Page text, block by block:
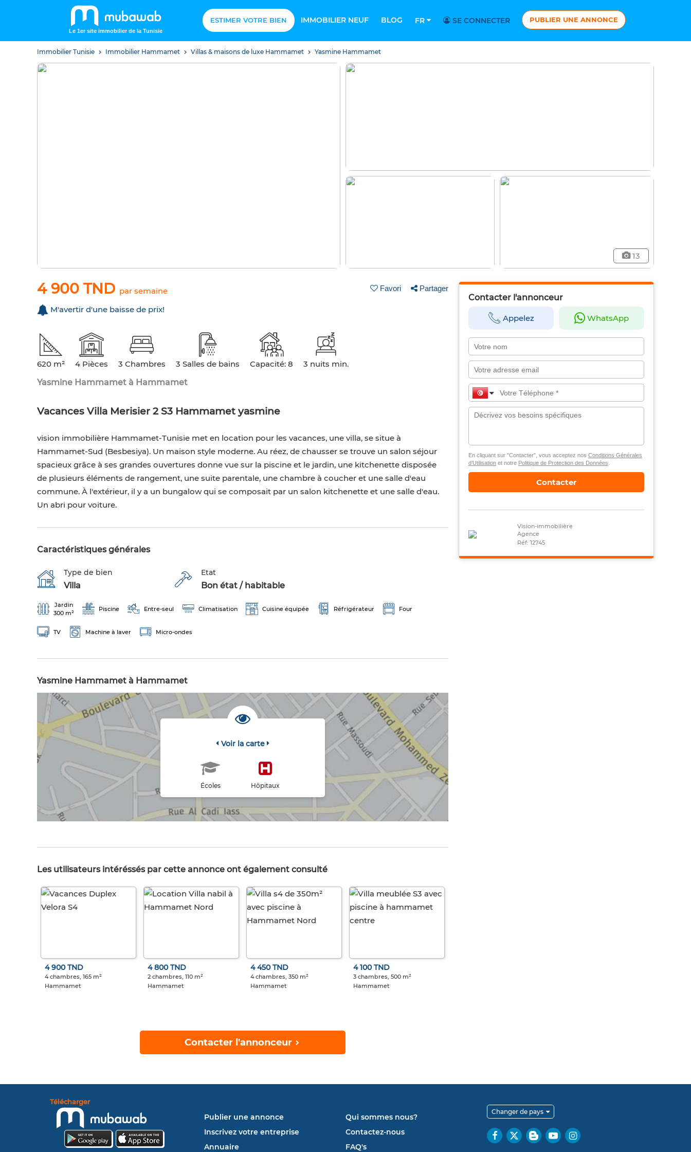
Le 1er site immobilier de la Tunisie
ESTIMER VOTRE BIEN IMMOBILIER NEUF BLOG FR SE CONNECTER PUBLIER UNE ANNONCE
Immobilier Tunisie Immobilier Hammamet Villas & maisons de luxe Hammamet Yasmine Hammamet
13
4 900 TND par semaine Favori Partager
M'avertir d'une baisse de prix!
620 m² 4 Pièces 3 Chambres 3 Salles de bains Capacité: 8
3 nuits min.
Yasmine Hammamet à Hammamet
Vacances Villa Merisier 2 S3 Hammamet yasmine
vision immobilière Hammamet-Tunisie met en location pour les vacances, une villa, se situe à
Hammamet-Sud (Besbesiya). Un maison style moderne. Au réez, de chausser se trouve un salon séjour
spacieux grâce à ses grandes ouvertures donne vue sur la piscine et le jardin, une kitchenette disposée
de plusieurs éléments de rangement, une suite parentale, une chambre à coucher et une salle d'eau
commune. À l'extérieur, il y a un bungalow qui se composait par un salon kitchenette et une salle d'eau.
Un abri pour voiture.
Caractéristiques générales
Type de bien
Villa
Etat
Bon état / habitable
Jardin
300 m²
Piscine Entre-seul Climatisation Cuisine équipée Réfrigérateur Four
TV Machine à laver Micro-ondes
Yasmine Hammamet à Hammamet
Voir la carte
Écoles Hôpitaux
Les utilisateurs intéréssés par cette annonce ont également consulté
4 900 TND
4 chambres, 165 m²
Hammamet
4 800 TND
2 chambres, 110 m²
Hammamet
4 450 TND
4 chambres, 350 m²
Hammamet
4 100 TND
3 chambres, 500 m²
Hammamet
Contacter l'annonceur
Contacter l'annonceur
Appelez WhatsApp
En cliquant sur "Contacter", vous acceptez nos Conditions Générales
d’Utilisationet notre Politique de Protection des Données
Contacter
Vision-immobilière
Agence
Réf: 12745
Télécharger
Publier une annonce
Inscrivez votre entreprise
Annuaire
Qui sommes nous?
Contactez-nous
FAQ's
Changer de pays